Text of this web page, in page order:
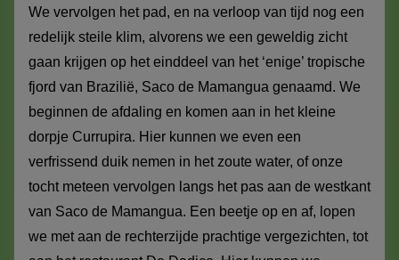
We vervolgen het pad, en na verloop van tijd nog een
redelijk steile klim, alvorens we een geweldig zicht
gaan krijgen op het einddeel van het ‘enige’ tropische
fjord van Brazilië, Saco de Mamangua genaamd. We
beginnen de afdaling en komen aan in het kleine
dorpje Currupira. Hier kunnen we even een
verfrissend duik nemen in het zoute water, of onze
tocht meteen vervolgen langs het pas aan de westkant
van Saco de Mamangua. Een beetje op en af, lopen
we met aan de rechterzijde prachtige vergezichten, tot